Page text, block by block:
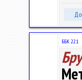
ББК 22.1